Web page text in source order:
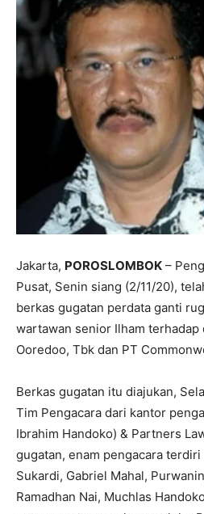
Jakarta, POROSLOMBOK –
Pusat, Senin siang (2/11/20),
berkas gugatan perdata ganti
wartawan senior Ilham
Ooredoo, Tbk dan PT
Berkas gugatan itu diajukan,
Tim Pengacara dari kantor
Ibrahim Handoko) & Partners
gugatan, enam pengacara
Sukardi, Gabriel Mahal,
Ramadhan Nai, Muchlas